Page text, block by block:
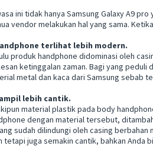
ini tidak hanya Samsung Galaxy A9
vendor melakukan hal yang sama.
terlihat lebih modern.
produk handphone didominasi oleh
ketinggalan zaman. Bagi yang peduli
metal dan kaca dari Samsung sebab
lebih cantik.
material plastik pada body
dengan material tersebut,
sudah dilindungi oleh casing
tetapi juga semakin cantik, bahkan Anda